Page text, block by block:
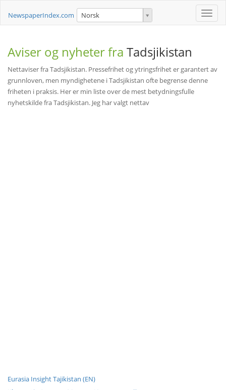
Toggle
NewspaperIndex.com Norsk
Aviser og nyheter fra Tadsjikistan
Nettaviser fra Tadsjikistan. Pressefrihet og ytringsfrihet er garantert av
grunnloven, men myndighetene i Tadsjikistan ofte begrense denne
friheten i praksis. Her er min liste over de mest betydningsfulle
nyhetskilde fra Tadsjikistan. Jeg har valgt nettav
Eurasia Insight Tajikistan (EN)